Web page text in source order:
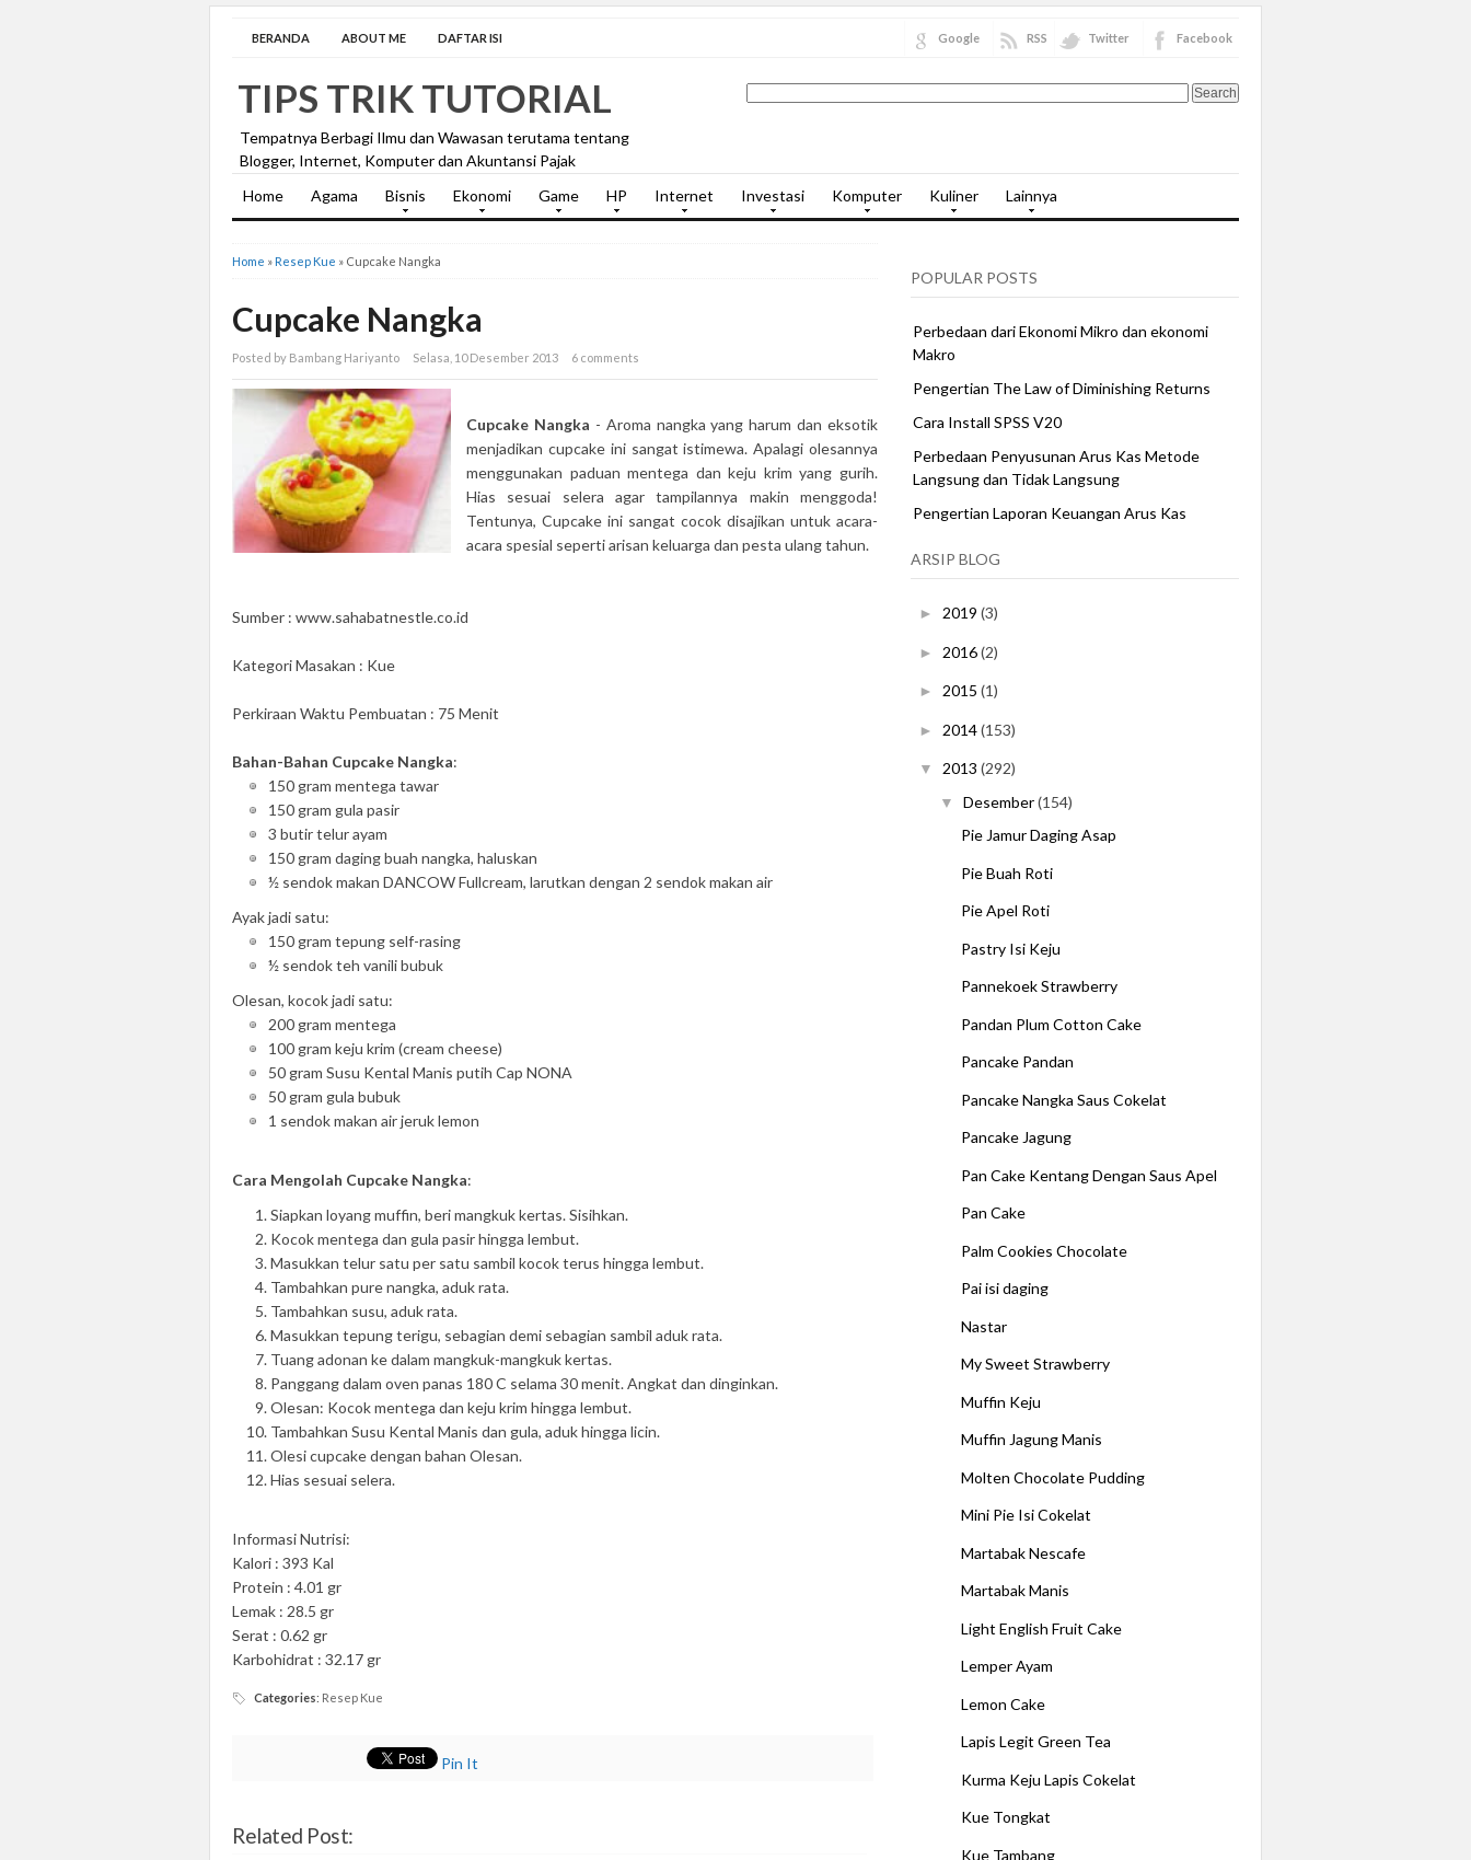
BERANDA ABOUT ME DAFTAR ISI Facebook
Twitter
RSS
Google
TIPS TRIK TUTORIAL
Tempatnya Berbagi Ilmu dan Wawasan terutama tentang
Blogger, Internet, Komputer dan Akuntansi Pajak
Home
Agama Bisnis Ekonomi Game HP Internet Investasi Komputer Kuliner Lainnya
Home » Resep Kue » Cupcake Nangka
Cupcake Nangka
Posted by Bambang Hariyanto Selasa, 10 Desember 2013 6 comments
Cupcake Nangka - Aroma nangka yang harum dan eksotik
menjadikan cupcake ini sangat istimewa. Apalagi olesannya
menggunakan paduan mentega dan keju krim yang gurih.
Hias sesuai selera agar tampilannya makin menggoda!
Tentunya, Cupcake ini sangat cocok disajikan untuk acara-
acara spesial seperti arisan keluarga dan pesta ulang tahun.
Sumber : www.sahabatnestle.co.id
Kategori Masakan : Kue
Perkiraan Waktu Pembuatan : 75 Menit
Bahan-Bahan Cupcake Nangka:
150 gram mentega tawar
150 gram gula pasir
3 butir telur ayam
150 gram daging buah nangka, haluskan
½ sendok makan DANCOW Fullcream, larutkan dengan 2 sendok makan air
Ayak jadi satu:
150 gram tepung self-rasing
½ sendok teh vanili bubuk
Olesan, kocok jadi satu:
200 gram mentega
100 gram keju krim (cream cheese)
50 gram Susu Kental Manis putih Cap NONA
50 gram gula bubuk
1 sendok makan air jeruk lemon
Cara Mengolah Cupcake Nangka:
Siapkan loyang muffin, beri mangkuk kertas. Sisihkan.
Kocok mentega dan gula pasir hingga lembut.
Masukkan telur satu per satu sambil kocok terus hingga lembut.
Tambahkan pure nangka, aduk rata.
Tambahkan susu, aduk rata.
Masukkan tepung terigu, sebagian demi sebagian sambil aduk rata.
Tuang adonan ke dalam mangkuk-mangkuk kertas.
Panggang dalam oven panas 180 C selama 30 menit. Angkat dan dinginkan.
Olesan: Kocok mentega dan keju krim hingga lembut.
Tambahkan Susu Kental Manis dan gula, aduk hingga licin.
Olesi cupcake dengan bahan Olesan.
Hias sesuai selera.
Informasi Nutrisi:
Kalori : 393 Kal
Protein : 4.01 gr
Lemak : 28.5 gr
Serat : 0.62 gr
Karbohidrat : 32.17 gr
Categories: Resep Kue
Pin It
Related Post:
POPULAR POSTS
Perbedaan dari Ekonomi Mikro dan ekonomi
Makro
Pengertian The Law of Diminishing Returns
Cara Install SPSS V20
Perbedaan Penyusunan Arus Kas Metode
Langsung dan Tidak Langsung
Pengertian Laporan Keuangan Arus Kas
ARSIP BLOG
► 2019 (3)
► 2016(2)
► 2015 (1)
► 2014(153)
▼ 2013 (292)
▼ Desember(154)
Pie Jamur Daging Asap
Pie Buah Roti
Pie Apel Roti
Pastry Isi Keju
Pannekoek Strawberry
Pandan Plum Cotton Cake
Pancake Pandan
Pancake Nangka Saus Cokelat
Pancake Jagung
Pan Cake Kentang Dengan Saus Apel
Pan Cake
Palm Cookies Chocolate
Pai isi daging
Nastar
My Sweet Strawberry
Muffin Keju
Muffin Jagung Manis
Molten Chocolate Pudding
Mini Pie Isi Cokelat
Martabak Nescafe
Martabak Manis
Light English Fruit Cake
Lemper Ayam
Lemon Cake
Lapis Legit Green Tea
Kurma Keju Lapis Cokelat
Kue Tongkat
Kue Tambang